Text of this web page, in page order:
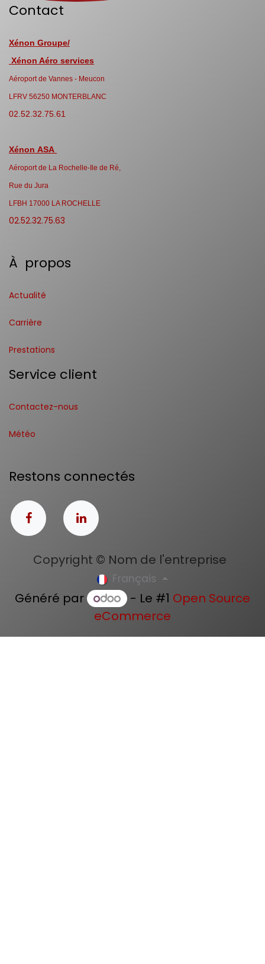
Contact
Xénon Groupe/
Xénon Aéro services
Aéroport de Vannes - Meucon
LFRV 56250 MONTERBLANC
02.52.32.75.61
Xénon ASA
Aéroport de La Rochelle-Ile de Ré,
Rue du Jura
LFBH 17000 LA ROCHELLE
02.52.32.75.63
À propos
Actualité
Carrière
Prestations
Service client
Contactez-nous
Météo
Restons connectés
Copyright © Nom de l'entreprise
Français
Généré par - Le #1 Open Source
eCommerce